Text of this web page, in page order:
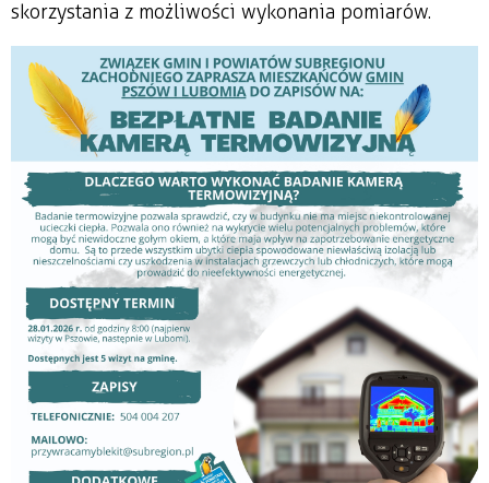
skorzystania z możliwości wykonania pomiarów.